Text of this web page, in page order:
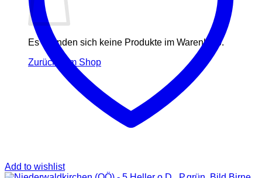
Es befinden sich keine Produkte im Warenkorb.
Zurück zum Shop
Add to wishlist